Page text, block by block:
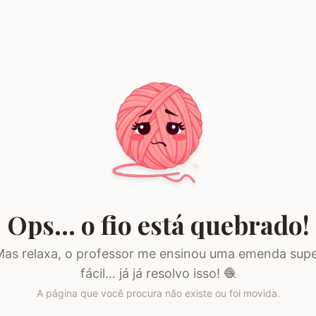
Ops… o fio está quebrado!
relaxa, o professor me ensinou uma emenda
fácil… já já resolvo isso! 🧶
A página que você procura não existe ou foi movida.